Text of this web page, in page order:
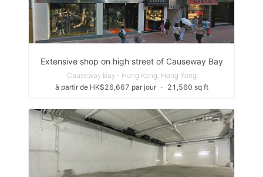
Extensive shop on high street of Causeway Bay
Causeway Bay - Hong Kong, Hong Kong
à partir de HK$26,667 par jour
∙ 21,560 sq ft